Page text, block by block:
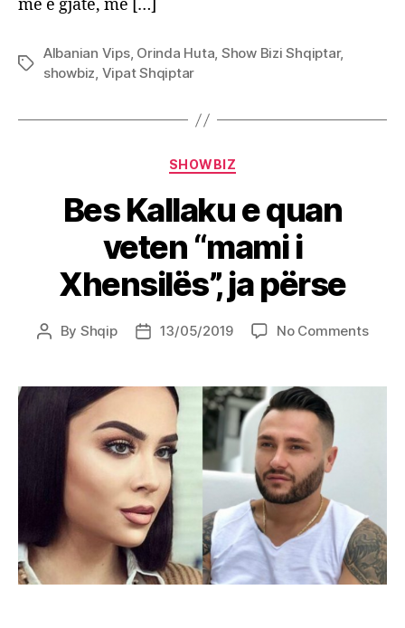
më e gjatë, më […]
Tags
Albanian Vips, Orinda Huta, Show Bizi Shqiptar,
showbiz, Vipat Shqiptar
Categories
SHOWBIZ
Bes Kallaku e quan
veten “mami i
Xhensilës”, ja përse
Post
By Shqip
Post13/05/2019 No Commentson
e
përse